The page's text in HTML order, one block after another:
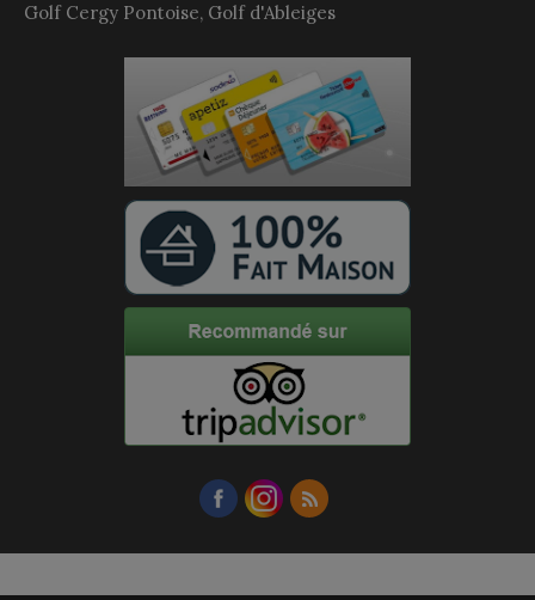
Golf Cergy Pontoise, Golf d'Ableiges